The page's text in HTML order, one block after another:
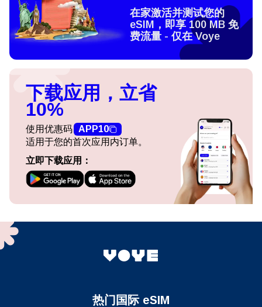
在家激活并测试您的
eSIM，即享 100 MB 免
费流量 - 仅在 Voye
下载应用，立省
10%
使用优惠码 APP10
适用于您的首次应用内订单。
立即下载应用：
热门国际 eSIM